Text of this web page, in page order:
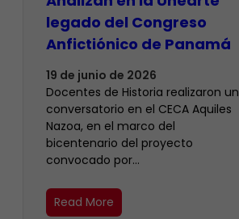
legado del Congreso
Anfictiónico de Panamá
19 de junio de 2026
Docentes de Historia realizaron un
conversatorio en el CECA Aquiles
Nazoa, en el marco del
bicentenario del proyecto
convocado por…
Read More